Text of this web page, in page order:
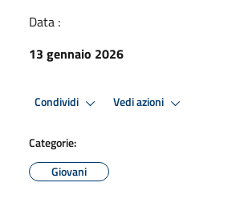
Data :
13 gennaio 2026
Condividi Vedi azioni
Categorie:
Giovani